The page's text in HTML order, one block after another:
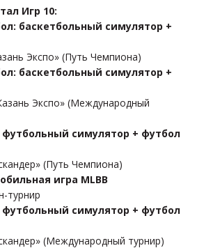
Игр 10:
баскетбольный симулятор +
Экспо» (Путь Чемпиона)
баскетбольный симулятор +
Экспо» (Международный
симулятор + футбол
(Путь Чемпиона)
игра MLBB
турнир
симулятор + футбол
(Международный турнир)